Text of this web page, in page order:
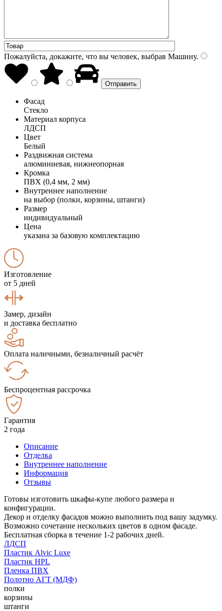
Пожалуйста, докажите, что вы человек, выбрав Машину.
Фасад
Стекло
Материал корпуса
ЛДСП
Цвет
Белый
Раздвижная система
алюминиевая, нижнеопорная
Кромка
ПВХ (0,4 мм, 2 мм)
Внутреннее наполнение
на выбор (полки, корзины, штанги)
Размер
индивидуальный
Цена
указана за базовую комплектацию
Изготовление
от 5 дней
Замер, дизайн
и доставка бесплатно
Оплата наличными, безналичный расчёт
Беспроцентная рассрочка
Гарантия
2 года
Описание
Отделка
Внутреннее наполнение
Информация
Отзывы
Готовы изготовить шкафы-купе любого размера и
конфигурации.
Декор и отделку фасадов можно выполнить под вашу задумку.
Возможно сочетание нескольких цветов в одном фасаде.
Бесплатная сборка в течение 1-2 рабочих дней.
ЛДСП
Пластик Alvic Luxe
Пластик HPL
Пленка ПВХ
Полотно АГТ (МДФ)
полки
корзины
штанги